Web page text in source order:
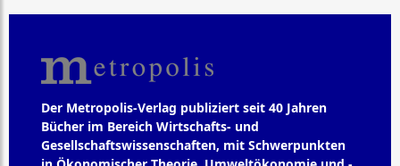
Der Metropolis-Verlag publiziert seit 40 Jahren
Bücher im Bereich Wirtschafts- und
Gesellschaftswissenschaften, mit Schwerpunkten